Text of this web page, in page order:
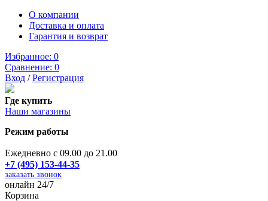
О компании
Доставка и оплата
Гарантия и возврат
Избранное: 0
Сравнение: 0
Вход /Регистрация
Где купить
Наши магазины
Режим работы
Ежедневно с 09.00 до 21.00
+7 (495) 153-44-35
заказать звонок
онлайн 24/7
Корзина